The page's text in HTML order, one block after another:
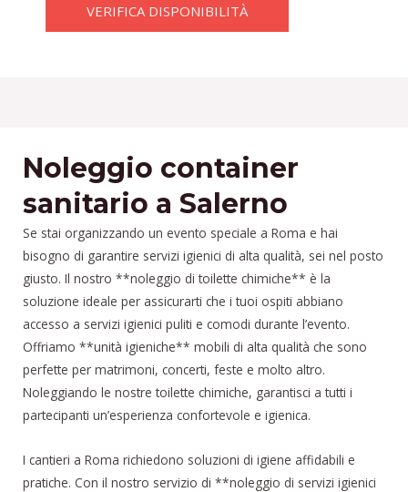
VERIFICA DISPONIBILITÀ
Noleggio container
sanitario a Salerno
Se stai organizzando un evento speciale a Roma e hai
bisogno di garantire servizi igienici di alta qualità, sei nel posto
giusto. Il nostro **noleggio di toilette chimiche** è la
soluzione ideale per assicurarti che i tuoi ospiti abbiano
accesso a servizi igienici puliti e comodi durante l’evento.
Offriamo **unità igieniche** mobili di alta qualità che sono
perfette per matrimoni, concerti, feste e molto altro.
Noleggiando le nostre toilette chimiche, garantisci a tutti i
partecipanti un’esperienza confortevole e igienica.
I cantieri a Roma richiedono soluzioni di igiene affidabili e
pratiche. Con il nostro servizio di **noleggio di servizi igienici